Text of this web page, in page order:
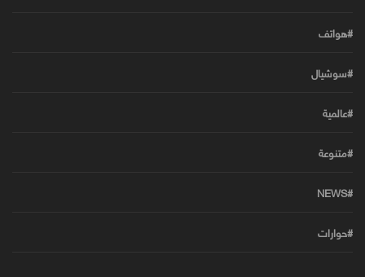
#هواتف
#سوشيال
#عالمية
#متنوعة
#NEWS
#حوارات